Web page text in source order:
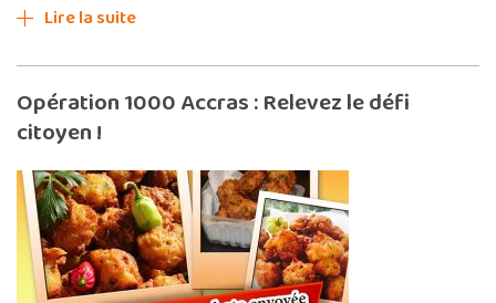
Lire la suite
Opération 1000 Accras : Relevez le défi
citoyen !